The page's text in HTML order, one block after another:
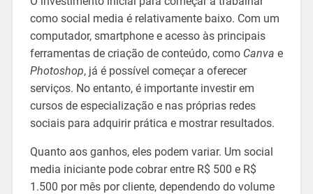
como social media é relativamente baixo. Com um
computador, smartphone e acesso às principais
ferramentas de criação de conteúdo, como Canva e
Photoshop, já é possível começar a oferecer
serviços. No entanto, é importante investir em
cursos de especialização e nas próprias redes
sociais para adquirir prática e mostrar resultados.
Quanto aos ganhos, eles podem variar. Um social
media iniciante pode cobrar entre R$ 500 e R$
1.500 por mês por cliente, dependendo do volume